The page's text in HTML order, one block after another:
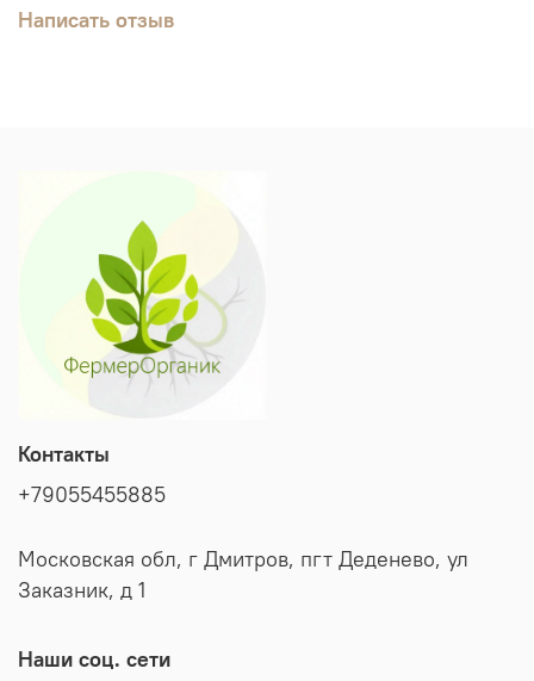
что важно для хранения.
Написать отзыв
Контакты
+79055455885
Московская обл, г Дмитров, пгт Деденево, ул
Заказник, д 1
Наши соц. сети